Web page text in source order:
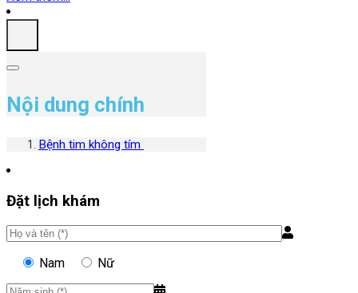
Nội dung chính
Bệnh tim không tím
Đặt lịch khám
Nam Nữ